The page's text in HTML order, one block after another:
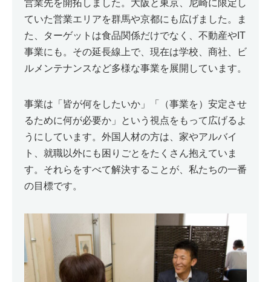
営業先を開拓しました。大阪と東京、尼崎に限定し
ていた営業エリアを群馬や京都にも広げました。ま
た、ターゲットは食品関係だけでなく、不動産やIT
事業にも。その延長線上で、現在は学校、商社、ビ
ルメンテナンスなど多様な事業を展開しています。
事業は「皆が何をしたいか」「（事業を）安定させ
るために何が必要か」という視点をもって広げるよ
うにしています。外国人材の方は、家やアルバイ
ト、就職以外にも困りごとをたくさん抱えていま
す。それらをすべて解決することが、私たちの一番
の目標です。